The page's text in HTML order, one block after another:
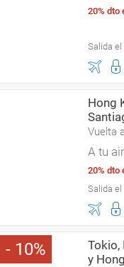
20% dto
Salida
Hong
Vuelta
A tu
20% dto
Salida
10
Tokio,
y